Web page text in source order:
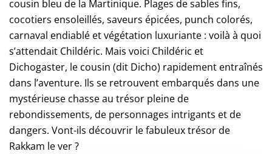
cousin bleu de la Martinique. Plages de sables fins,
cocotiers ensoleillés, saveurs épicées, punch colorés,
carnaval endiablé et végétation luxuriante : voilà à quoi
s’attendait Childéric. Mais voici Childéric et
Dichogaster, le cousin (dit Dicho) rapidement entraînés
dans l’aventure. Ils se retrouvent embarqués dans une
mystérieuse chasse au trésor pleine de
rebondissements, de personnages intrigants et de
dangers. Vont-ils découvrir le fabuleux trésor de
Rakkam le ver ?